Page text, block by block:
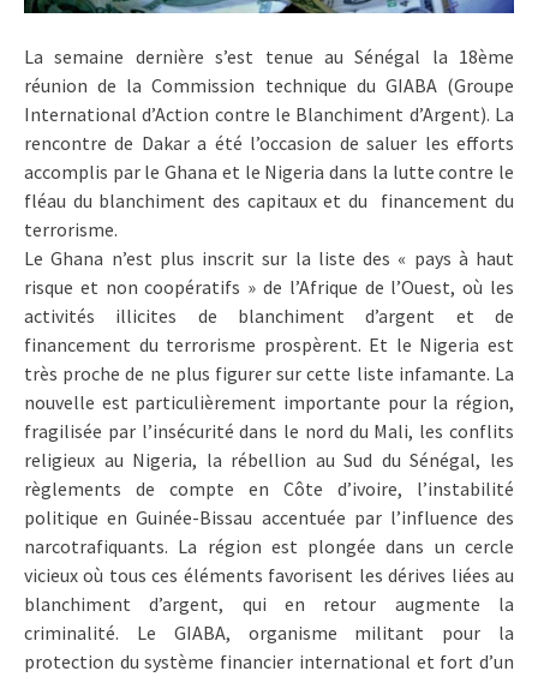
La semaine dernière s’est tenue au Sénégal la 18ème
réunion de la Commission technique du GIABA (Groupe
International d’Action contre le Blanchiment d’Argent). La
rencontre de Dakar a été l’occasion de saluer les efforts
accomplis par le Ghana et le Nigeria dans la lutte contre le
fléau du blanchiment des capitaux et du financement du
terrorisme.
Le Ghana n’est plus inscrit sur la liste des « pays à haut
risque et non coopératifs » de l’Afrique de l’Ouest, où les
activités illicites de blanchiment d’argent et de
financement du terrorisme prospèrent. Et le Nigeria est
très proche de ne plus figurer sur cette liste infamante. La
nouvelle est particulièrement importante pour la région,
fragilisée par l’insécurité dans le nord du Mali, les conflits
religieux au Nigeria, la rébellion au Sud du Sénégal, les
règlements de compte en Côte d’ivoire, l’instabilité
politique en Guinée-Bissau accentuée par l’influence des
narcotrafiquants. La région est plongée dans un cercle
vicieux où tous ces éléments favorisent les dérives liées au
blanchiment d’argent, qui en retour augmente la
criminalité. Le GIABA, organisme militant pour la
protection du système financier international et fort d’un